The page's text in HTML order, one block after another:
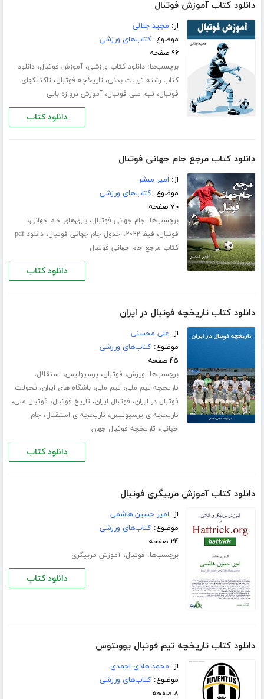
دانلود کتاب آموزش فوتبال
از: مجید جلالی
موضوع:کتاب‌های ورزشی
۹۶ صفحه
برچسب‌ها:دانلود کتاب ورزشی،آموزش فوتبال،دانلود
کتاب رشته تربیت بدنی، تاریخچه فوتبال، تاکتیکهای
فوتبال، تیم ملی فوتبال،آموزش دروازه بانی
دانلود کتاب
دانلود کتاب مرجع جام جهانی فوتبال
از: امیر مبشر
موضوع:کتاب‌های ورزشی
۷۰ صفحه
برچسب‌ها: جام جهانی فوتبال،بازی‌های جام جهانی،
فوتبال، فیفا ۲۰۲۲ ، جدول جام جهانی فوتبال،
دانلود pdf
کتاب مرجع جام جهانی فوتبال
دانلود کتاب
دانلود کتاب تاریخچه فوتبال در ایران
از: علی محسنی
موضوع:کتاب‌های ورزشی
۴۵ صفحه
برچسب‌ها: ورزش، فوتبال، پرسپولیس، استقلال،
تاریخچه تیم ملی، تیم ملی،باشگاه های ایران، تحولات
فوتبال در ایران، فوتبال ایران، تاریخ فوتبال، فوتبال ملی،
تاریخچه ی پرسپولیس، تاریخچه ی استقلال، جام
جهانی، تاریخچه فوتبال جهان
دانلود کتاب
دانلود کتاب آموزش مربیگری فوتبال
از: امیر حسین هاشمی
موضوع:کتاب‌های ورزشی
۲۴ صفحه
برچسب‌ها: فوتبال،آموزش مربیگری
دانلود کتاب
دانلود کتاب تاریخچه تیم فوتبال یوونتوس
از: محمد هادی احمدی
موضوع:کتاب‌های ورزشی
۸ صفحه